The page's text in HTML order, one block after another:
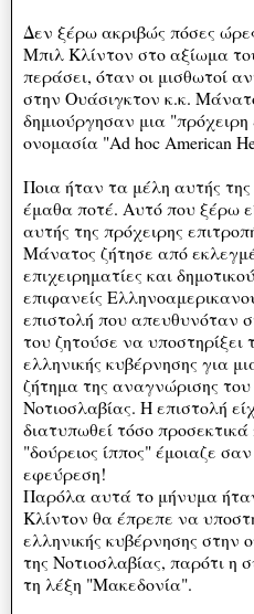
Δεν ξέρω ακριβώς πόσες
Μπιλ Κλίντον στο αξίωμα
περάσει, όταν οι μισθωτοί
στην Ουάσιγκτον κ.κ.
δημιούργησαν μια "πρόχειρη
ονομασία "Αd hoc American
Ποια ήταν τα μέλη αυτής
έμαθα ποτέ. Αυτό που ξέρω
αυτής της πρόχειρης
Μάνατος ζήτησε από
επιχειρηματίες και
επιφανείς
επιστολή που απευθυνόταν
του ζητούσε να υποστηρίξει
ελληνικής κυβέρνησης για
ζήτημα της αναγνώρισης
Νοτιοσλαβίας. Η επιστολή
διατυπωθεί τόσο
"δούρειος ίππος" έμοιαζε
εφεύρεση!
Παρόλα αυτά το μήνυμα
Κλίντον θα έπρεπε να
ελληνικής κυβέρνησης στην
της Νοτιοσλαβίας, παρότι η
τη λέξη "Μακεδονία".